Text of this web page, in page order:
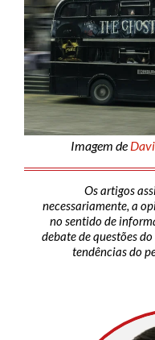
Imagem de
Os artigos
necessariamente, a
no sentido de
debate de questões
tendências do